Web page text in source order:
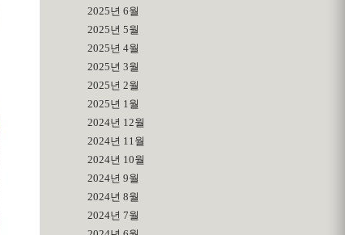
2025년 6월
2025년 5월
2025년 4월
2025년 3월
2025년 2월
2025년 1월
2024년 12월
2024년 11월
2024년 10월
2024년 9월
2024년 8월
2024년 7월